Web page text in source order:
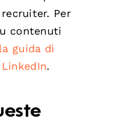
Per
contenuti
la guida di
.